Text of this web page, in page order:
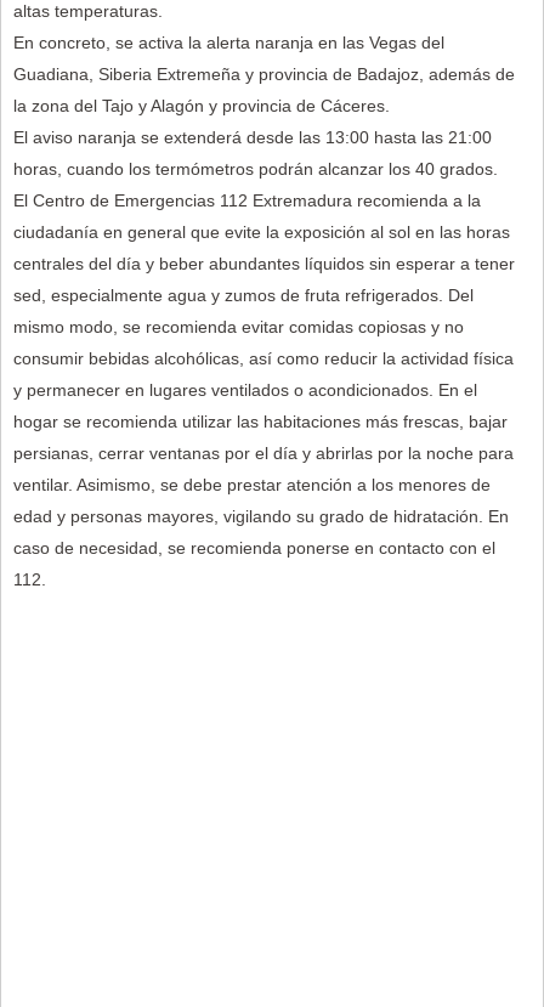
altas temperaturas.
En concreto, se activa la alerta naranja en las Vegas del
Guadiana, Siberia Extremeña y provincia de Badajoz, además de
la zona del Tajo y Alagón y provincia de Cáceres.
El aviso naranja se extenderá desde las 13:00 hasta las 21:00
horas, cuando los termómetros podrán alcanzar los 40 grados.
El Centro de Emergencias 112 Extremadura recomienda a la
ciudadanía en general que evite la exposición al sol en las horas
centrales del día y beber abundantes líquidos sin esperar a tener
sed, especialmente agua y zumos de fruta refrigerados. Del
mismo modo, se recomienda evitar comidas copiosas y no
consumir bebidas alcohólicas, así como reducir la actividad física
y permanecer en lugares ventilados o acondicionados. En el
hogar se recomienda utilizar las habitaciones más frescas, bajar
persianas, cerrar ventanas por el día y abrirlas por la noche para
ventilar. Asimismo, se debe prestar atención a los menores de
edad y personas mayores, vigilando su grado de hidratación. En
caso de necesidad, se recomienda ponerse en contacto con el
112.